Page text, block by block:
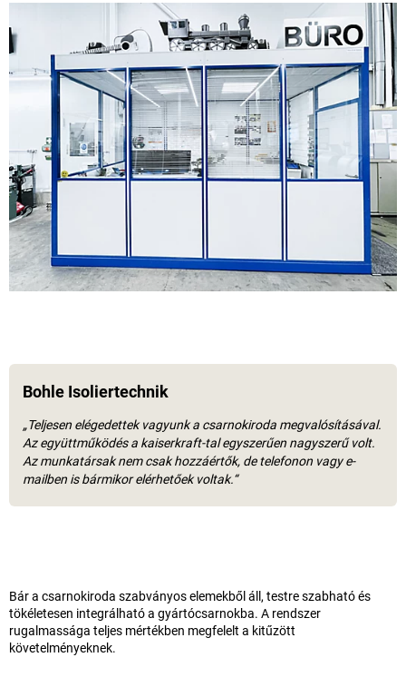
Bohle Isoliertechnik
„Teljesen elégedettek vagyunk a csarnokiroda megvalósításával.
Az együttműködés a kaiserkraft-tal egyszerűen nagyszerű volt.
Az munkatársak nem csak hozzáértők, de telefonon vagy e-
mailben is bármikor elérhetőek voltak.“
Bár a csarnokiroda szabványos elemekből áll, testre szabható és
tökéletesen integrálható a gyártócsarnokba. A rendszer
rugalmassága teljes mértékben megfelelt a kitűzött
követelményeknek.